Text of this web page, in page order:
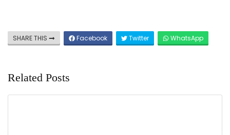
SHARE THIS Facebook Twitter WhatsApp
Related Posts